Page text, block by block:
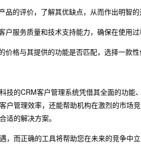
品的评价，了解其优缺点，从而作出明智的
户服务质量和技术支持能力，确保在使用过
价格与其提供的功能是否匹配，选择一款性
技的CRM客户管理系统凭借其全面的功
户管理效率，还能帮助机构在激烈的市场
适的解决方案。
，而正确的工具将帮助您在未来的竞争中